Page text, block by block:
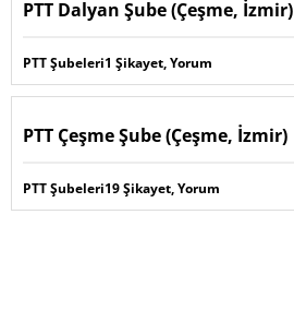
PTT Dalyan Şube (Çeşme, İzmir)
PTT Şubeleri1 Şikayet, Yorum
PTT Çeşme Şube (Çeşme, İzmir)
PTT Şubeleri19 Şikayet, Yorum